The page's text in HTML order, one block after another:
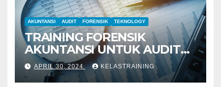
AKUNTANSI AUDIT FORENSIK TEKNOLOGY
TRAINING FORENSIK
AKUNTANSI UNTUK AUDIT
INVESTIGATIF
APRIL 30, 2024 KELASTRAINING